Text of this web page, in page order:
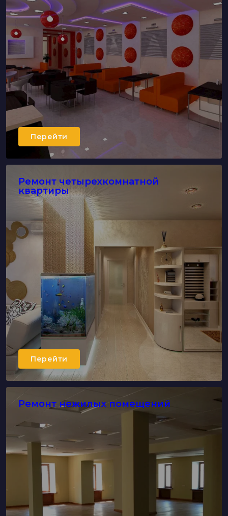
Перейти
Ремонт четырехкомнатной
квартиры
Перейти
Ремонт нежилых помещений